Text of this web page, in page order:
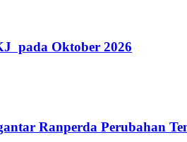
pada Oktober 2026
Ranperda Perubahan